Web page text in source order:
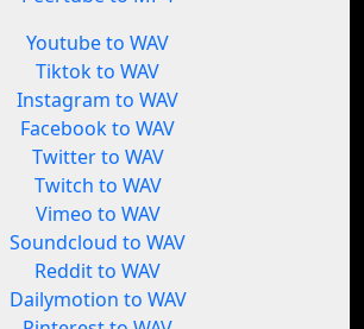
Youtube to WAV
Tiktok to WAV
Instagram to WAV
Facebook to WAV
Twitter to WAV
Twitch to WAV
Vimeo to WAV
Soundcloud to WAV
Reddit to WAV
Dailymotion to WAV